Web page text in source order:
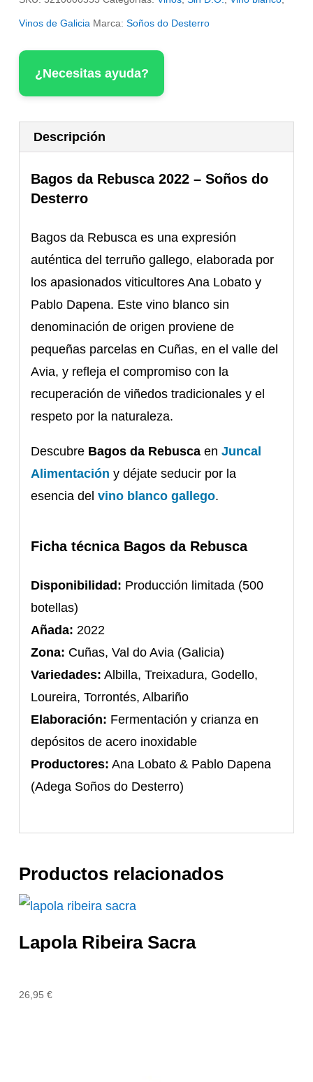
Vinos de Galicia Marca:Soños do Desterro
¿Necesitas ayuda?
Descripción
Bagos da Rebusca 2022 – Soños do
Desterro
Bagos da Rebusca es una expresión
auténtica del terruño gallego, elaborada por
los apasionados viticultores Ana Lobato y
Pablo Dapena. Este vino blanco sin
denominación de origen proviene de
pequeñas parcelas en Cuñas, en el valle del
Avia, y refleja el compromiso con la
recuperación de viñedos tradicionales y el
respeto por la naturaleza.
Descubre Bagos da Rebusca enJuncal
Alimentación y déjate seducir por la
esencia delvino blanco gallego.
Ficha técnica Bagos da Rebusca
Disponibilidad: Producción limitada (500
botellas)
Añada: 2022
Zona: Cuñas, Val do Avia (Galicia)
Variedades: Albilla, Treixadura, Godello,
Loureira, Torrontés, Albariño
Elaboración: Fermentación y crianza en
depósitos de acero inoxidable
Productores: Ana Lobato & Pablo Dapena
(Adega Soños do Desterro)
Productos relacionados
Lapola Ribeira Sacra
26,95€